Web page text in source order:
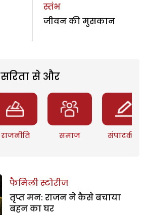
स्तंभ
जीवन की मुसकान
सरिता से और
राजनीति समाज संपादकीय
फैमिली स्टोरीज
तृप्त मन: राजन ने कैसे बचाया
बहन का घर